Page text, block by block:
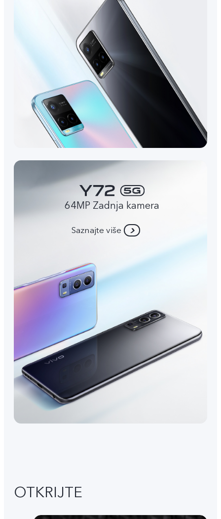
64MP Zadnja kamera
Saznajte više
OTKRIJTE